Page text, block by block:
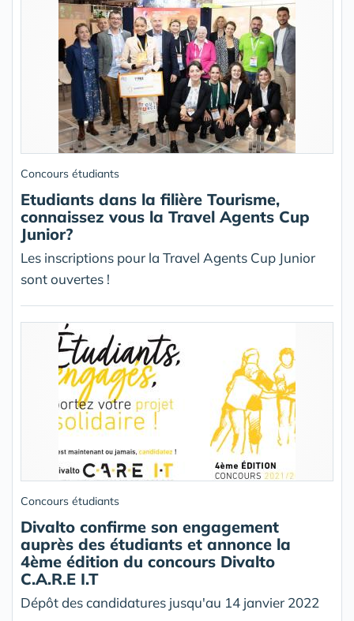
Concours étudiants
Etudiants dans la filière Tourisme,
connaissez vous la Travel Agents Cup
Junior?
Les inscriptions pour la Travel Agents Cup Junior
sont ouvertes !
Concours étudiants
Divalto confirme son engagement
auprès des étudiants et annonce la
4ème édition du concours Divalto
C.A.R.E I.T
Dépôt des candidatures jusqu'au 14 janvier 2022